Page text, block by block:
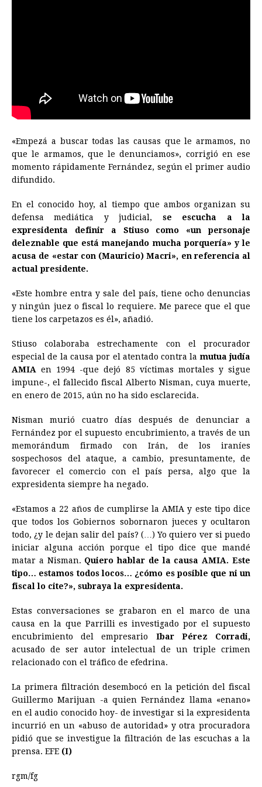
«Empezá a buscar todas las causas que le armamos, no
que le armamos, que le denunciamos», corrigió en ese
momento rápidamente Fernández, según el primer audio
difundido.
En el conocido hoy, al tiempo que ambos organizan su
defensa mediática y judicial, se escucha a la
expresidenta definir a Stiuso como «un personaje
deleznable que está manejando mucha porquería» y le
acusa de «estar con (Mauricio) Macri», en referencia al
actual presidente.
«Este hombre entra y sale del país, tiene ocho denuncias
y ningún juez o fiscal lo requiere. Me parece que el que
tiene los carpetazos es él», añadió.
Stiuso colaboraba estrechamente con el procurador
especial de la causa por el atentado contra la mutua judía
AMIA en 1994 -que dejó 85 víctimas mortales y sigue
impune-, el fallecido fiscal Alberto Nisman, cuya muerte,
en enero de 2015, aún no ha sido esclarecida.
Nisman murió cuatro días después de denunciar a
Fernández por el supuesto encubrimiento, a través de un
memorándum firmado con Irán, de los iraníes
sospechosos del ataque, a cambio, presuntamente, de
favorecer el comercio con el país persa, algo que la
expresidenta siempre ha negado.
«Estamos a 22 años de cumplirse la AMIA y este tipo dice
que todos los Gobiernos sobornaron jueces y ocultaron
todo, ¿y le dejan salir del país? (…) Yo quiero ver si puedo
iniciar alguna acción porque el tipo dice que mandé
matar a Nisman. Quiero hablar de la causa AMIA. Este
tipo… estamos todos locos… ¿cómo es posible que ni un
fiscal lo cite?», subraya la expresidenta.
Estas conversaciones se grabaron en el marco de una
causa en la que Parrilli es investigado por el supuesto
encubrimiento del empresario Ibar Pérez
Corradi,
acusado de ser autor intelectual de un triple crimen
relacionado con el tráfico de efedrina.
La primera filtración desembocó en la petición del fiscal
Guillermo Marijuan -a quien Fernández llama «enano»
en el audio conocido hoy- de investigar si la expresidenta
incurrió en un «abuso de autoridad» y otra procuradora
pidió que se investigue la filtración de las escuchas a la
prensa. EFE (I)
rgm/fg